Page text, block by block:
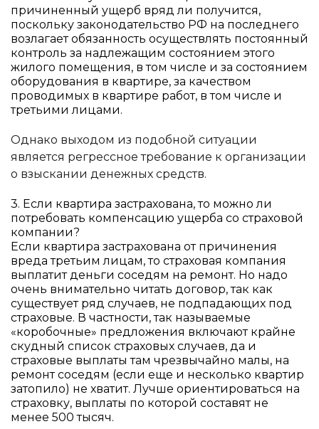
причиненный ущерб вряд ли получится,
поскольку законодательство РФ на последнего
возлагает обязанность осуществлять постоянный
контроль за надлежащим состоянием этого
жилого помещения, в том числе и за состоянием
оборудования в квартире, за качеством
проводимых в квартире работ, в том числе и
третьими лицами.
Однако выходом из подобной ситуации
является регрессное требование к организации
о взыскании денежных средств.
3. Если квартира застрахована, то можно ли
потребовать компенсацию ущерба со страховой
компании?
Если квартира застрахована от причинения
вреда третьим лицам, то страховая компания
выплатит деньги соседям на ремонт. Но надо
очень внимательно читать договор, так как
существует ряд случаев, не подпадающих под
страховые. В частности, так называемые
«коробочные» предложения включают крайне
скудный список страховых случаев, да и
страховые выплаты там чрезвычайно малы, на
ремонт соседям (если еще и несколько квартир
затопило) не хватит. Лучше ориентироваться на
страховку, выплаты по которой составят не
менее 500 тысяч.